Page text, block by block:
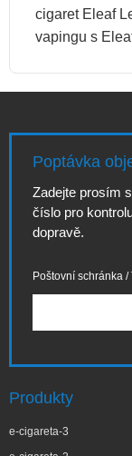
cigaret Eleaf
vapingu s
Poptávka
Zadejte prosím
číslo pro
dopravě.
Poštovní schránka /
Produkty
e-cigareta-3